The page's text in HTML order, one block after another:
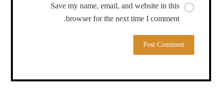
Save my name, email, and website in this
browser for the next time I comment.